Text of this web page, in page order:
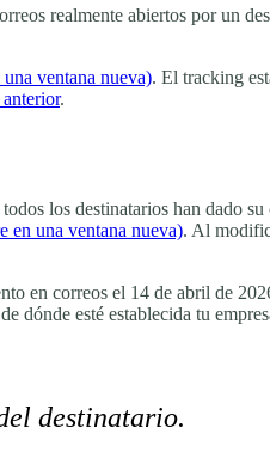
realmente abiertos por un
una ventana nueva). El tracking
.
los destinatarios han dado
en una ventana nueva). Al
en correos el 14 de abril de
dónde esté establecida tu
destinatario.